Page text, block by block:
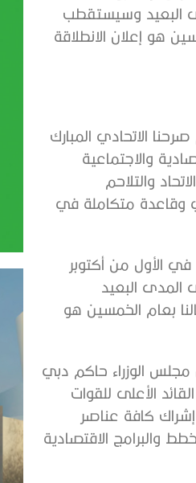
البعيد وسيستقطب
هو إعلان الانطلاقة
الاتحادي المبارك
والاجتماعية
والتلاحم
وقاعدة متكاملة في
192 دولة والذي انطلق في الأول من أكتوبر
على المدى البعيد
بعام الخمسين هو
الوزراء حاكم دبي
الأعلى للقوات
كافة عناصر
والبرامج الاقتصادية